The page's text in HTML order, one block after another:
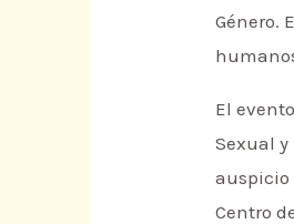
Género.
El
Sexual y
auspicio
Centro